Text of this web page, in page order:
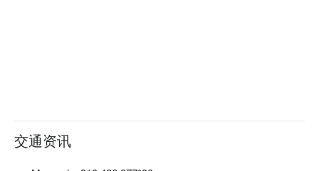
交通资讯